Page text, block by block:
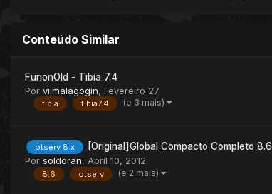
Conteúdo Similar
FurionOld - Tibia 7.4
Por viimalagogin, Fevereiro 27
tibia tibia7.4 (e 3 mais)
otserv 8.x [Original]Global Compacto Completo
Por soldoran, Abril 10, 2012
8.6 otserv (e 2 mais)